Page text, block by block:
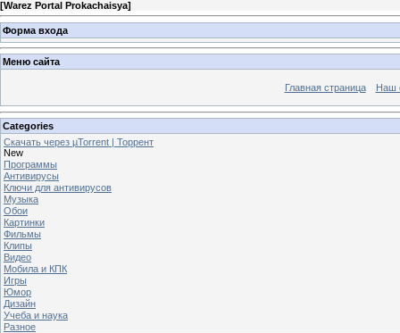
[Warez Portal Prokachaisya]
Форма входа
Меню сайта
Главная страница Наш
Categories
Скачать через µTorrent | Торрент
New
Программы
Антивирусы
Ключи для антивирусов
Музыка
Обои
Картинки
Фильмы
Клипы
Видео
Мобила и КПК
Игры
Юмор
Дизайн
Учеба и наука
Разное